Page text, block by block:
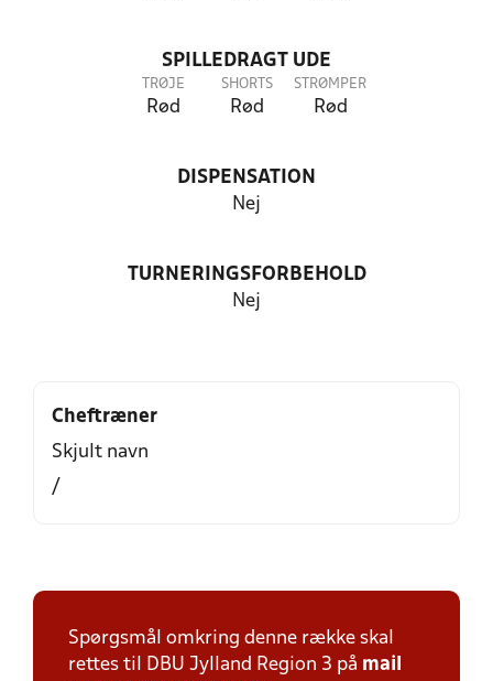
SPILLEDRAGT UDE
TRØJE
Rød
SHORTS
Rød
STRØMPER
Rød
DISPENSATION
Nej
TURNERINGSFORBEHOLD
Nej
Cheftræner
Skjult navn
/
Spørgsmål omkring denne række skal
rettes til DBU Jylland Region 3 på mail